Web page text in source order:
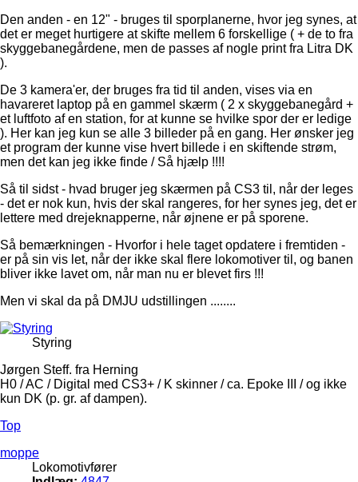
Den anden - en 12" - bruges til sporplanerne, hvor jeg synes, at
det er meget hurtigere at skifte mellem 6 forskellige ( + de to fra
skyggebanegårdene, men de passes af nogle print fra Litra DK
).
De 3 kamera'er, der bruges fra tid til anden, vises via en
havareret laptop på en gammel skærm ( 2 x skyggebanegård +
et luftfoto af en station, for at kunne se hvilke spor der er ledige
). Her kan jeg kun se alle 3 billeder på en gang. Her ønsker jeg
et program der kunne vise hvert billede i en skiftende strøm,
men det kan jeg ikke finde / Så hjælp !!!!
Så til sidst - hvad bruger jeg skærmen på CS3 til, når der leges
- det er nok kun, hvis der skal rangeres, for her synes jeg, det er
lettere med drejeknapperne, når øjnene er på sporene.
Så bemærkningen - Hvorfor i hele taget opdatere i fremtiden -
er på sin vis let, når der ikke skal flere lokomotiver til, og banen
bliver ikke lavet om, når man nu er blevet firs !!!
Men vi skal da på DMJU udstillingen ........
Styring
Jørgen Steff. fra Herning
H0 / AC / Digital med CS3+ / K skinner / ca. Epoke III / og ikke
kun DK (p. gr. af dampen).
Top
moppe
Lokomotivfører